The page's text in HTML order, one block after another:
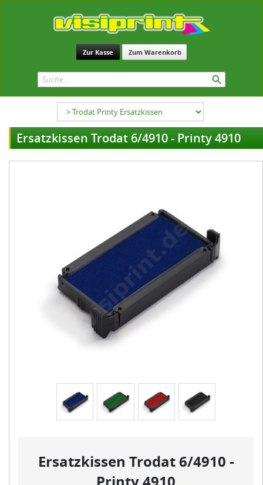
Zur Kasse Zum Warenkorb
Ersatzkissen Trodat 6/4910 - Printy 4910
Ersatzkissen Trodat 6/4910 -